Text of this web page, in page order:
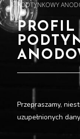
PODTYNKOWY
PROFIL
Przepraszamy,
uzupełnionych